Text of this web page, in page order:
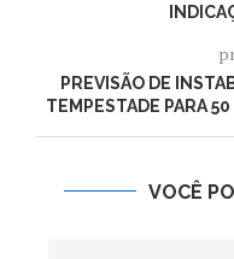
PREVISÃO DE
TEMPESTADE PARA
VOCÊ